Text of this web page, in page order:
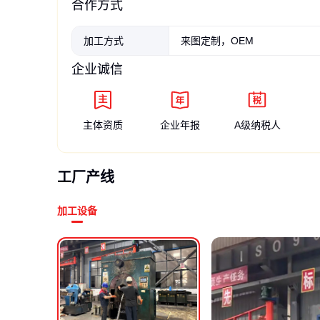
合作方式
加工方式 来图定制，OEM
企业诚信
主体资质 企业年报 A级纳税人
工厂产线
加工设备